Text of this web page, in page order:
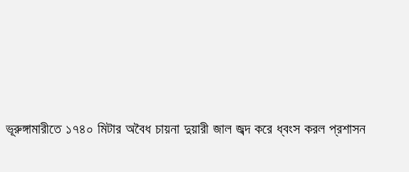
ভূরুঙ্গামারীতে ১৭৪০ মিটার অবৈধ চায়না দুয়ারী জাল জব্দ করে ধ্বংস করল প্রশাসন